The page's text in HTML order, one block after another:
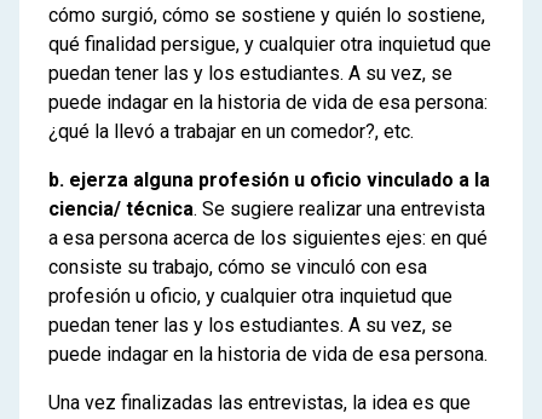
cómo surgió, cómo se sostiene y quién lo sostiene,
qué finalidad persigue, y cualquier otra inquietud que
puedan tener las y los estudiantes. A su vez, se
puede indagar en la historia de vida de esa persona:
¿qué la llevó a trabajar en un comedor?, etc.
b. ejerza alguna profesión u oficio vinculado a la
ciencia/ técnica. Se sugiere realizar una entrevista
a esa persona acerca de los siguientes ejes: en qué
consiste su trabajo, cómo se vinculó con esa
profesión u oficio, y cualquier otra inquietud que
puedan tener las y los estudiantes. A su vez, se
puede indagar en la historia de vida de esa persona.
Una vez finalizadas las entrevistas, la idea es que